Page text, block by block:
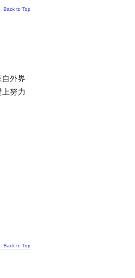
Back to Top
外界
努力
Back to Top